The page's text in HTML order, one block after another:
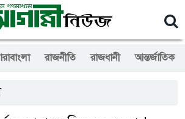
রাজনীতি রাজধানী আন্তর্জাতিক